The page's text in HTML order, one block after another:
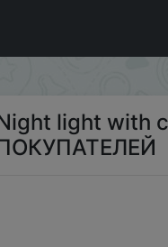
light with